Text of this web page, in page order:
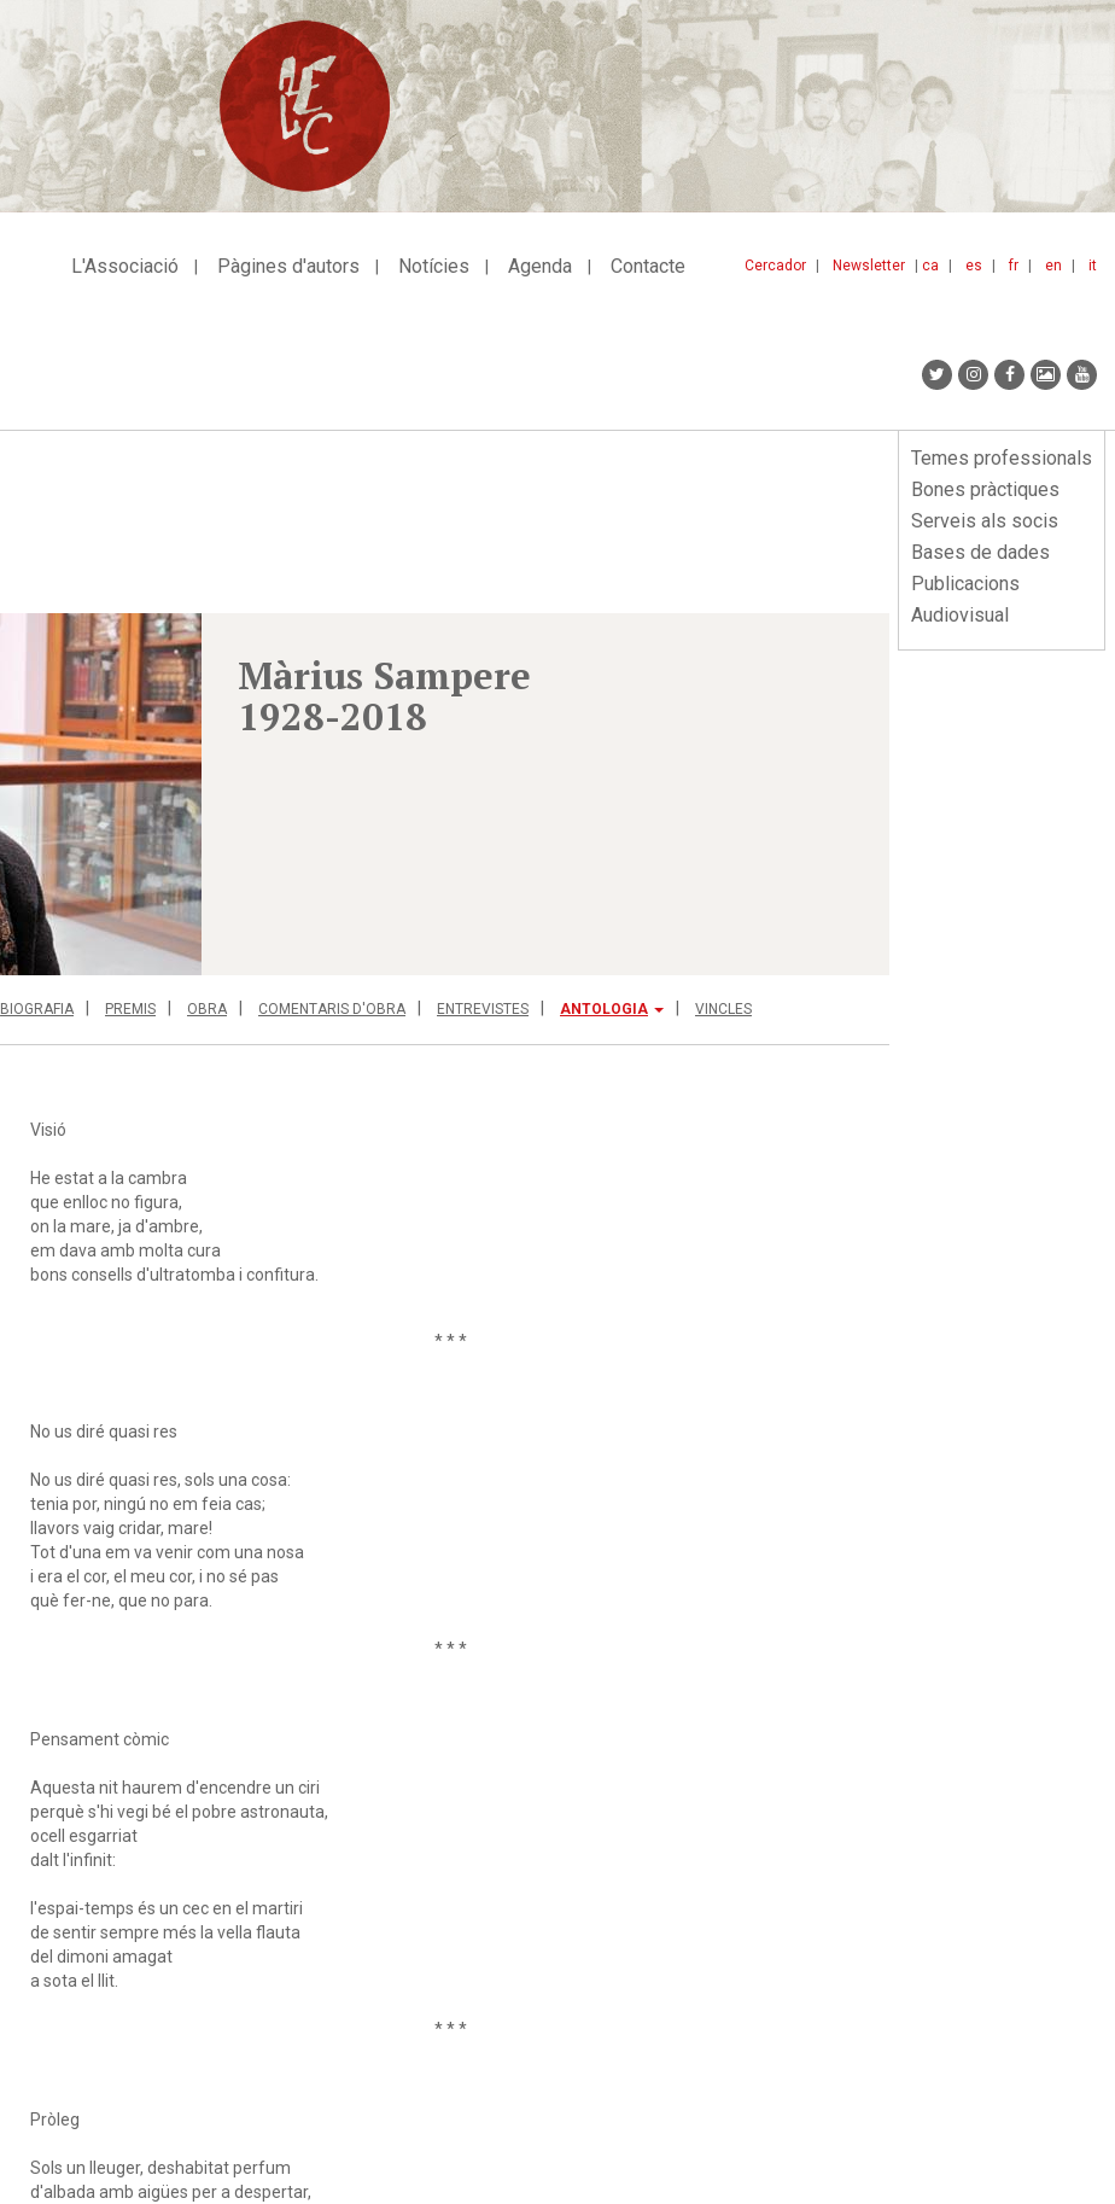
ca es fr en it
Cercador Newsletter
L'Associació Pàgines d'autors Notícies Agenda Contacte
Menu
lateral
Temes professionals
Bones pràctiques
Serveis als socis
Bases de dades
Publicacions
Audiovisual
Màrius Sampere
1928-2018
BIOGRAFIA PREMIS OBRA COMENTARIS D'OBRA ENTREVISTES ANTOLOGIA VINCLES
Visió
He estat a la cambra
que enlloc no figura,
on la mare, ja d'ambre,
em dava amb molta cura
bons consells d'ultratomba i confitura.
* * *
No us diré quasi res
No us diré quasi res, sols una cosa:
tenia por, ningú no em feia cas;
llavors vaig cridar, mare!
Tot d'una em va venir com una nosa
i era el cor, el meu cor, i no sé pas
què fer-ne, que no para.
* * *
Pensament còmic
Aquesta nit haurem d'encendre un ciri
perquè s'hi vegi bé el pobre astronauta,
ocell esgarriat
dalt l'infinit:
l'espai-temps és un cec en el martiri
de sentir sempre més la vella flauta
del dimoni amagat
a sota el llit.
* * *
Pròleg
Sols un lleuger, deshabitat perfum
d'albada amb aigües per a despertar,